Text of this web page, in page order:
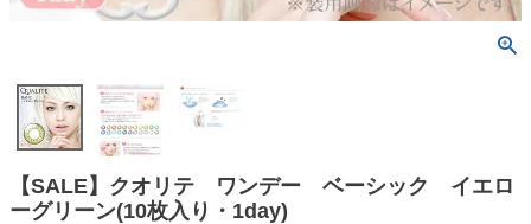
【SALE】クオリテ ワンデー ベーシック イエロ
ーグリーン(10枚入り・1day)